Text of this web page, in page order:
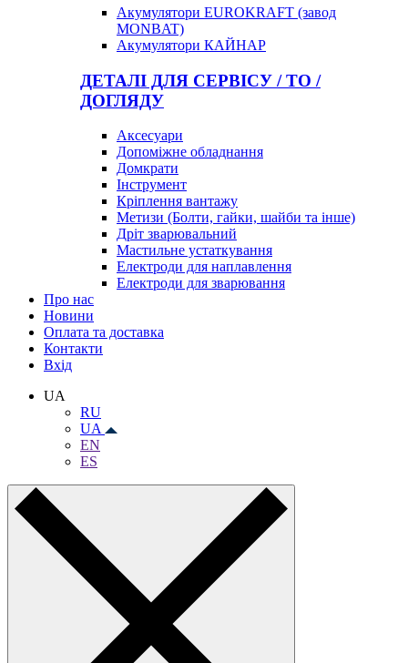
Акумулятори EUROKRAFT (завод
MONBAT)
Акумулятори КАЙНАР
ДЕТАЛІ ДЛЯ СЕРВІСУ / ТО /
ДОГЛЯДУ
Аксесуари
Допоміжне обладнання
Домкрати
Інструмент
Кріплення вантажу
Метизи (Болти, гайки, шайби та інше)
Дріт зварювальний
Мастильне устаткування
Електроди для наплавлення
Електроди для зварювання
Про нас
Новини
Оплата та доставка
Контакти
Вхiд
UA
RU
UA
EN
ES